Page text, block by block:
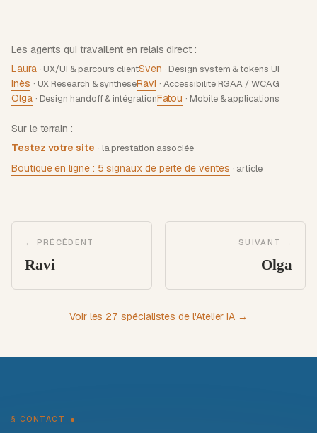
Les agents qui travaillent en relais direct :
Laura · UX/UI & parcours clientSven · Design system & tokens UI
Inès · UX Research & synthèseRavi · Accessibilité RGAA / WCAG
Olga · Design handoff & intégrationFatou · Mobile & applications
Sur le terrain :
Testez votre site · la prestation associée
Boutique en ligne : 5 signaux de perte de ventes · article
← PRÉCÉDENT
Ravi
SUIVANT →
Olga
Voir les 27 spécialistes de l'Atelier IA →
§ CONTACT